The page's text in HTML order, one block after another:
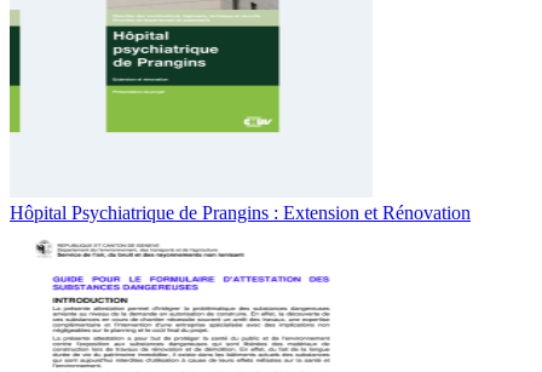
Hôpital Psychiatrique de Prangins : Extension et Rénovation